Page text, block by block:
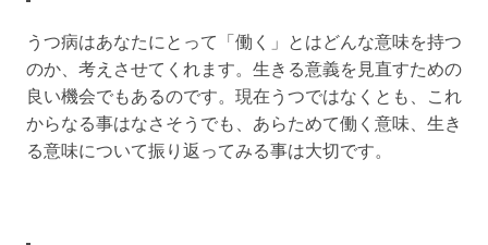
うつ病はあなたにとって「働く」とはどんな意味を持つ
のか、考えさせてくれます。生きる意義を見直すための
良い機会でもあるのです。現在うつではなくとも、これ
からなる事はなさそうでも、あらためて働く意味、生き
る意味について振り返ってみる事は大切です。